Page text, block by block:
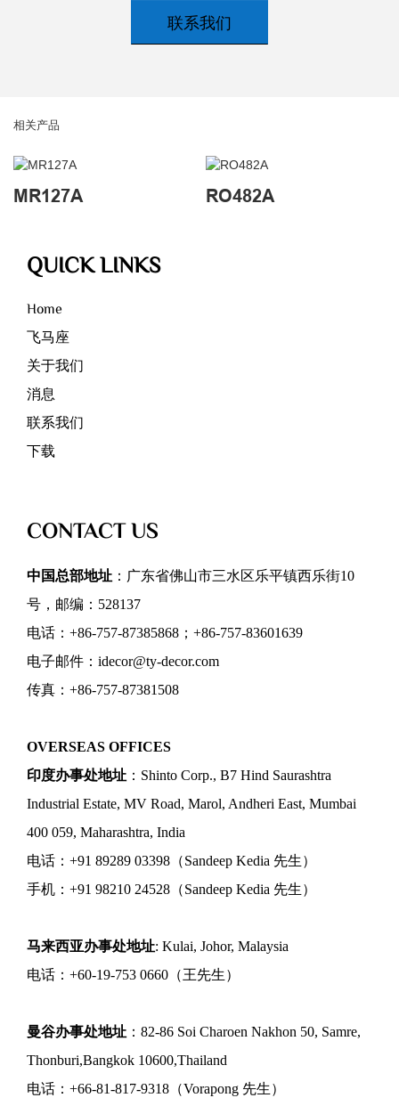
联系我们
相关产品
MR127A RO482A
QUICK LINKS
Home
飞马座
关于我们
消息
联系我们
下载
CONTACT US
中国总部地址 ：广东省佛山市三水区乐平镇西乐街10
号，邮编：528137
电话：+86-757-87385868；+86-757-83601639
电子邮件：idecor@ty-decor.com
传真：+86-757-87381508
OVERSEAS OFFICES
印度办事处地址 ：Shinto Corp., B7 Hind Saurashtra
Industrial Estate, MV Road, Marol, Andheri East, Mumbai
400 059, Maharashtra, India
电话：+91 89289 03398（Sandeep Kedia 先生）
手机：+91 98210 24528（Sandeep Kedia 先生）
马来西亚办事处地址: Kulai, Johor, Malaysia
电话：+60-19-753 0660（王先生）
曼谷办事处地址 ：82-86 Soi Charoen Nakhon 50, Samre,
Thonburi,Bangkok 10600,Thailand
电话：+66-81-817-9318（Vorapong 先生）